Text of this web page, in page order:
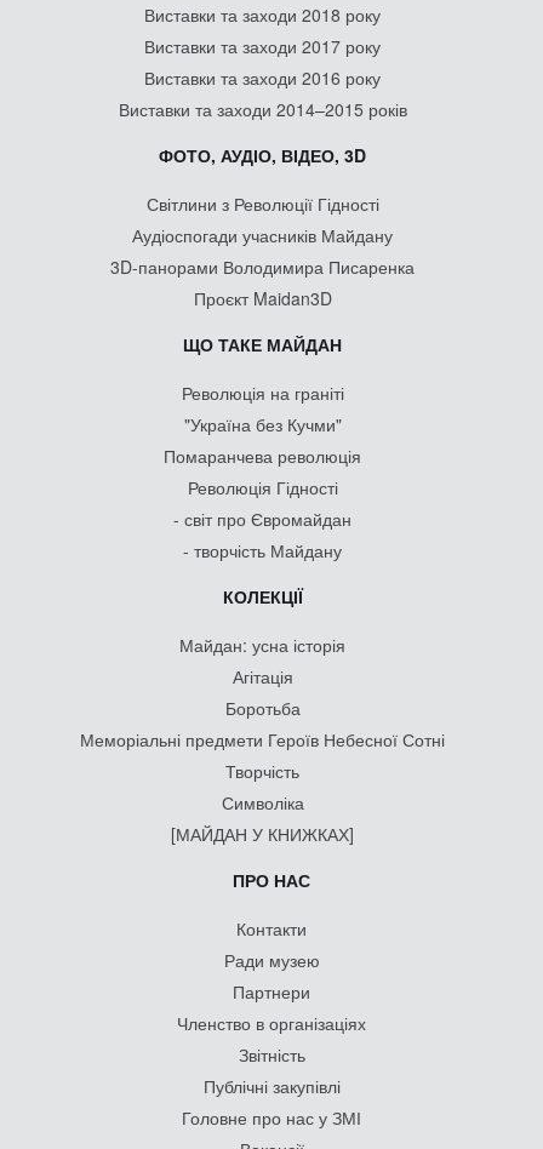
Виставки та заходи 2018 року
Виставки та заходи 2017 року
Виставки та заходи 2016 року
Виставки та заходи 2014–2015 років
ФОТО, АУДІО, ВІДЕО, 3D
Світлини з Революції Гідності
Аудіоспогади учасників Майдану
3D-панорами Володимира Писаренка
Проєкт Maidan3D
ЩО ТАКЕ МАЙДАН
Революція на граніті
"Україна без Кучми"
Помаранчева революція
Революція Гідності
- світ про Євромайдан
- творчість Майдану
КОЛЕКЦІЇ
Майдан: усна історія
Агітація
Боротьба
Меморіальні предмети Героїв Небесної Сотні
Творчість
Символіка
[МАЙДАН У КНИЖКАХ]
ПРО НАС
Контакти
Ради музею
Партнери
Членство в організаціях
Звітність
Публічні закупівлі
Головне про нас у ЗМІ